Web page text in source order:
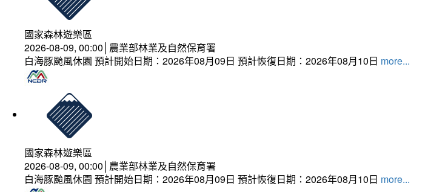
國家森林遊樂區
2026-08-09, 00:00│農業部林業及自然保育署
白海豚颱風休園 預計開始日期：2026年08月09日 預計恢復日期：2026年08月10日 more...
國家森林遊樂區
2026-08-09, 00:00│農業部林業及自然保育署
白海豚颱風休園 預計開始日期：2026年08月09日 預計恢復日期：2026年08月10日 more...